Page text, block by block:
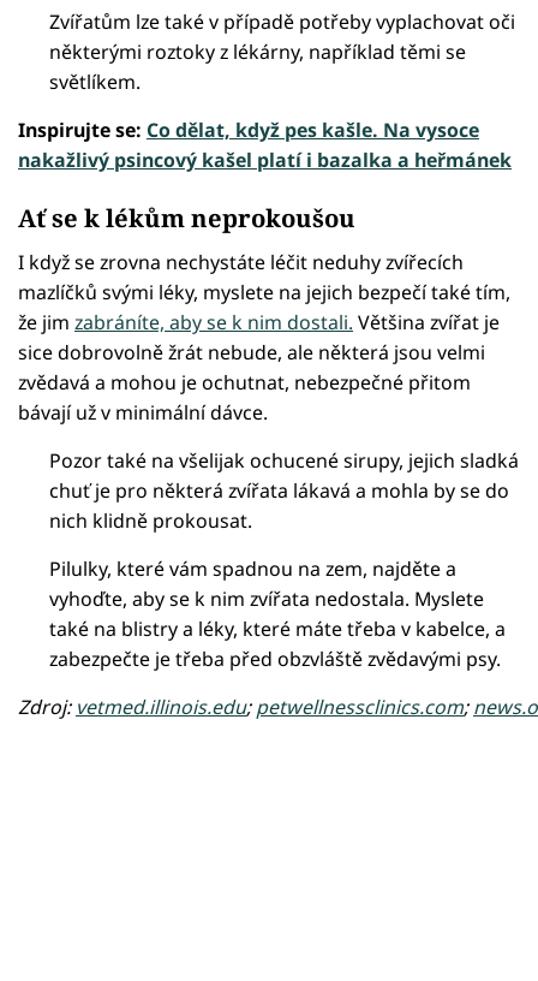
Zvířatům lze také v případě potřeby vyplachovat oči
některými roztoky z lékárny, například těmi se
světlíkem.
Inspirujte se: Co dělat, když pes kašle. Na vysoce
nakažlivý psincový kašel platí i bazalka a heřmánek
Ať se k lékům neprokoušou
I když se zrovna nechystáte léčit neduhy zvířecích
mazlíčků svými léky, myslete na jejich bezpečí také tím,
že jim zabráníte, aby se k nim dostali. Většina zvířat je
sice dobrovolně žrát nebude, ale některá jsou velmi
zvědavá a mohou je ochutnat, nebezpečné přitom
bávají už v minimální dávce.
Pozor také na všelijak ochucené sirupy, jejich sladká
chuť je pro některá zvířata lákavá a mohla by se do
nich klidně prokousat.
Pilulky, které vám spadnou na zem, najděte a
vyhoďte, aby se k nim zvířata nedostala. Myslete
také na blistry a léky, které máte třeba v kabelce, a
zabezpečte je třeba před obzvláště zvědavými psy.
Zdroj: vetmed.illinois.edu;petwellnessclinics.com;